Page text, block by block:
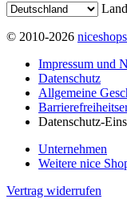
© 2010-2026
Impressum und
Datenschutz
Allgemeine
Datenschutz-
Unternehmen
Weitere nice
Vertrag widerrufen